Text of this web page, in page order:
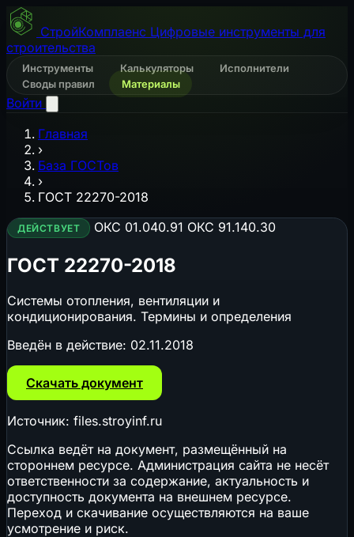
СтройКомплаенс Цифровые инструменты для
строительства
Инструменты Калькуляторы
Исполнители
Своды правил
Материалы
Войти
Главная
›
База ГОСТов
›
ГОСТ 22270-2018
ДЕЙСТВУЕТ ОКС 01.040.91 ОКС 91.140.30
ГОСТ 22270-2018
Системы отопления, вентиляции и
кондиционирования. Термины и определения
Введён в действие: 02.11.2018
Скачать документ
Источник: files.stroyinf.ru
Ссылка ведёт на документ, размещённый на
стороннем ресурсе. Администрация сайта не несёт
ответственности за содержание, актуальность и
доступность документа на внешнем ресурсе.
Переход и скачивание осуществляются на ваше
усмотрение и риск.